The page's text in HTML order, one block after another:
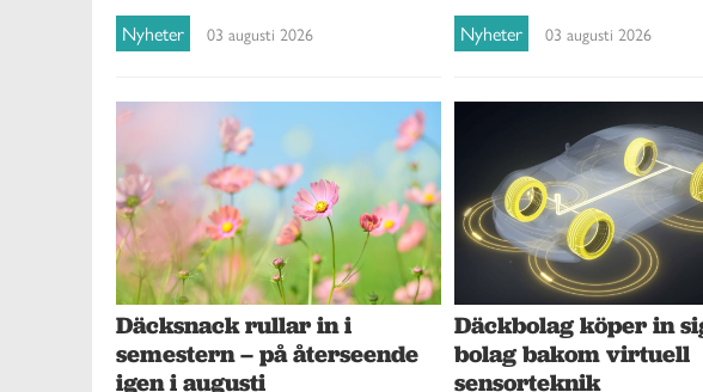
Nyheter 03 augusti 2026 Nyheter 03 augusti 2026
Däcksnack rullar in i
semestern – på återseende
igen i augusti
Däckbolag köper in
bolag bakom virtuell
sensorteknik